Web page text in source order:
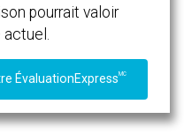
pourrait valoir
ÉvaluationExpressMC